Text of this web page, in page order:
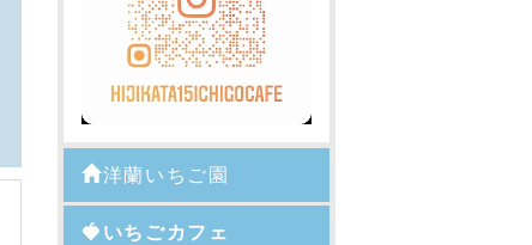
洋蘭いちご園
🍓いちごカフェ